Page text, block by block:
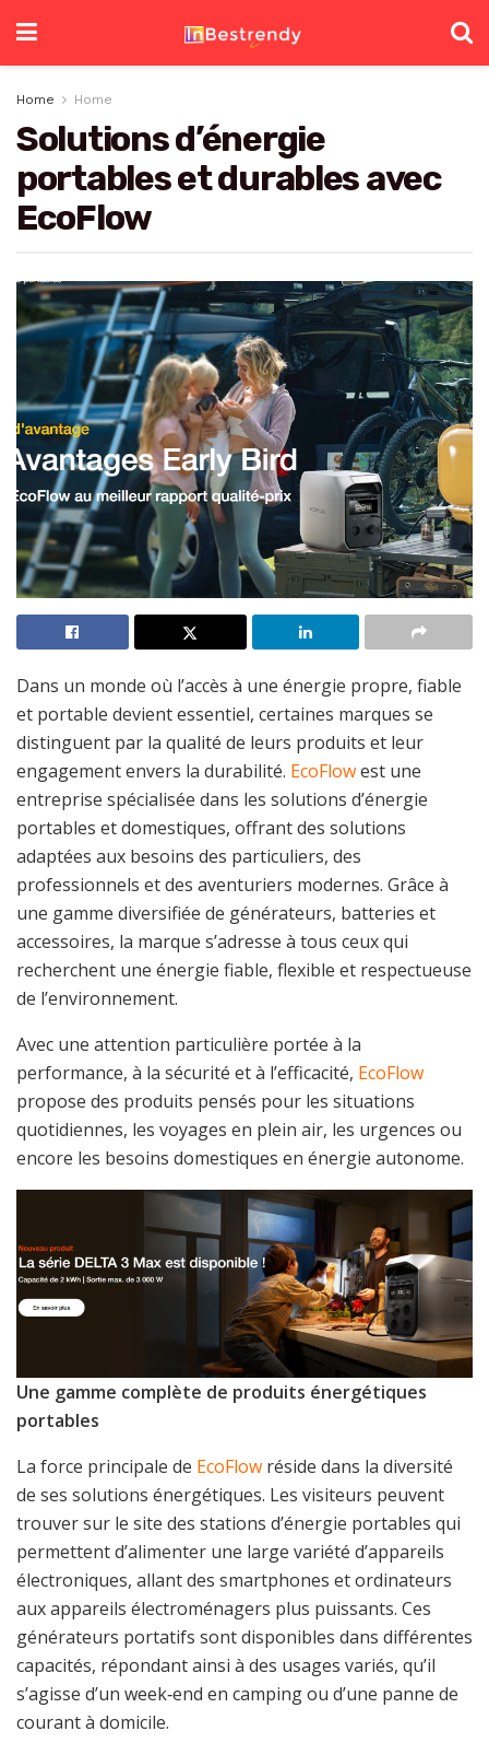
Home Home
Solutions d’énergie
portables et durables avec
EcoFlow
Dans un monde où l’accès à une énergie propre, fiable
et portable devient essentiel, certaines marques se
distinguent par la qualité de leurs produits et leur
engagement envers la durabilité. EcoFlowest une
entreprise spécialisée dans les solutions d’énergie
portables et domestiques, offrant des solutions
adaptées aux besoins des particuliers, des
professionnels et des aventuriers modernes. Grâce à
une gamme diversifiée de générateurs, batteries et
accessoires, la marque s’adresse à tous ceux qui
recherchent une énergie fiable, flexible et respectueuse
de l’environnement.
Avec une attention particulière portée à la
performance, à la sécurité et à l’efficacité, EcoFlow
propose des produits pensés pour les situations
quotidiennes, les voyages en plein air, les urgences ou
encore les besoins domestiques en énergie autonome.
Une gamme complète de produits énergétiques
portables
La force principale de EcoFlow réside dans la diversité
de ses solutions énergétiques. Les visiteurs peuvent
trouver sur le site des stations d’énergie portables qui
permettent d’alimenter une large variété d’appareils
électroniques, allant des smartphones et ordinateurs
aux appareils électroménagers plus puissants. Ces
générateurs portatifs sont disponibles dans différentes
capacités, répondant ainsi à des usages variés, qu’il
s’agisse d’un week‑end en camping ou d’une panne de
courant à domicile.